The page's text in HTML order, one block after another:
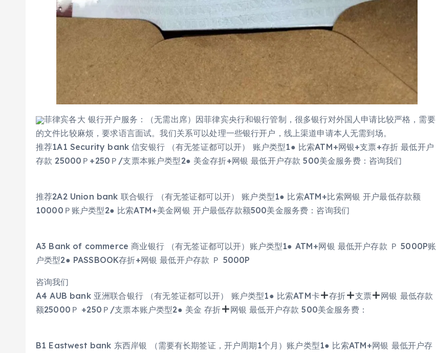
菲律宾各大 银行开户服务：（无需出席）因菲律宾央行和银行管制，很多银行对外国人申请比较严格，需要
的文件比较麻烦，要求语言面试。我们关系可以处理一些银行开户，线上渠道申请本人无需到场。
推荐1A1 Security bank 信安银行 （有无签证都可以开） 账户类型1● 比索ATM+网银+支票+存折 最低开户
存款 25000Ｐ+250Ｐ/支票本账户类型2● 美金存折+网银 最低开户存款 500美金服务费：咨询我们
推荐2A2 Union bank 联合银行 （有无签证都可以开） 账户类型1● 比索ATM+比索网银 开户最低存款额
10000Ｐ账户类型2● 比索ATM+美金网银 开户最低存款额500美金服务费：咨询我们
A3 Bank of commerce 商业银行 （有无签证都可以开）账户类型1● ATM+网银 最低开户存款 Ｐ 5000P账
户类型2● PASSBOOK存折+网银 最低开户存款 Ｐ 5000P
咨询我们
A4 AUB bank 亚洲联合银行 （有无签证都可以开） 账户类型1● 比索ATM卡
存折 支票
网银 最低存款
额25000Ｐ +250Ｐ/支票本账户类型2● 美金 存折
网银 最低开户存款 500美金服务费：
B1 Eastwest bank 东西岸银 （需要有长期签证，开户周期1个月）账户类型1● 比索ATM+网银 最低开户存